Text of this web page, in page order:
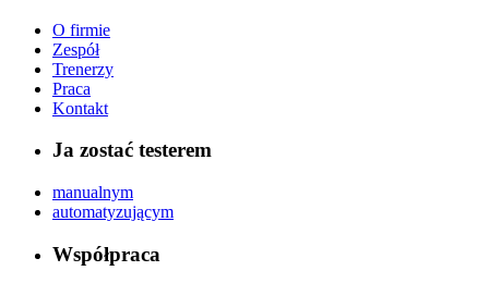
O firmie
Zespół
Trenerzy
Praca
Kontakt
Ja zostać testerem
manualnym
automatyzującym
Współpraca